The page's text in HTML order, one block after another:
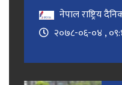
नेपाल राष्ट्रिय
२०७८-०६-०४ ,